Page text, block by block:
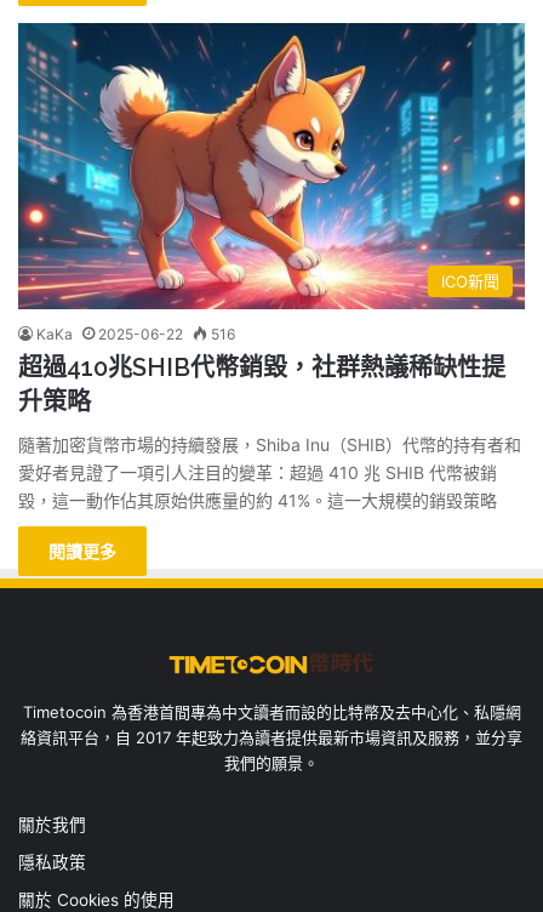
ICO新聞
KaKa 2025-06-22 516
超過410兆SHIB代幣銷毀，社群熱議稀缺性提
升策略
隨著加密貨幣市場的持續發展，Shiba Inu（SHIB）代幣的持有者和
愛好者見證了一項引人注目的變革：超過 410 兆 SHIB 代幣被銷
毀，這一動作佔其原始供應量的約 41%。這一大規模的銷毀策略
閱讀更多
Timetocoin 為香港首間專為中文讀者而設的比特幣及去中心化、私隱網
絡資訊平台，自 2017 年起致力為讀者提供最新市場資訊及服務，並分享
我們的願景。
關於我們
隱私政策
關於 Cookies 的使用